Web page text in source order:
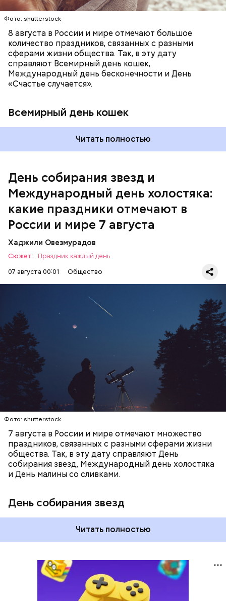
Фото: shutterstock
8 августа в России и мире отмечают большое
количество праздников, связанных с разными
сферами жизни общества. Так, в эту дату
справляют Всемирный день кошек,
Международный день бесконечности и День
«Счастье случается».
Всемирный день кошек
Читать полностью
День собирания звезд и
Международный день холостяка:
какие праздники отмечают в
России и мире 7 августа
Хаджили Овезмурадов
Сюжет:
Праздник каждый день
07 августа 00:01
Общество
Фото: shutterstock
7 августа в России и мире отмечают множество
праздников, связанных с разными сферами жизни
общества. Так, в эту дату справляют День
собирания звезд, Международный день холостяка
и День малины со сливками.
День собирания звезд
День собирания звезд учрежден в честь
метеорного потока Персеиды, который ежегодно
можно наблюдать в августе. Все любители
смотреть на звездопад 7 августа выезжают за
город — в местность, где нет светового
загрязнения и где можно невооруженным глазом
наблюдать за падающими звездами.
Международный день холостяка
Читать полностью
ЕДА ПРАЗДНИКИ
СЛАДОСТИ